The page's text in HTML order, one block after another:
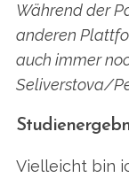
Während der
anderen
auch immer
Seliverstova/
Vielleicht bin